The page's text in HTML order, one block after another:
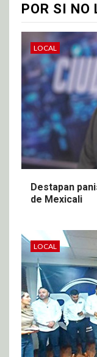
POR SI NO
LOCAL
Destapan
de Mexicali
LOCAL